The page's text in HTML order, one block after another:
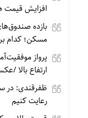
افزایش قیمت
بازده
مسکن؛ کدام
پرواز
ارتفاع بالا /
ظفرقندی: در
رعایت کنیم